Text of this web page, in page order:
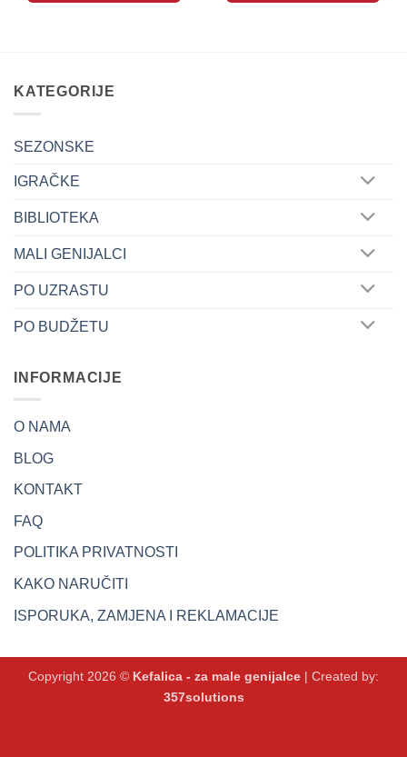
KATEGORIJE
SEZONSKE
IGRAČKE
BIBLIOTEKA
MALI GENIJALCI
PO UZRASTU
PO BUDŽETU
INFORMACIJE
O NAMA
BLOG
KONTAKT
FAQ
POLITIKA PRIVATNOSTI
KAKO NARUČITI
ISPORUKA, ZAMJENA I REKLAMACIJE
Copyright 2026 © Kefalica - za male genijalce | Created by:
357solutions